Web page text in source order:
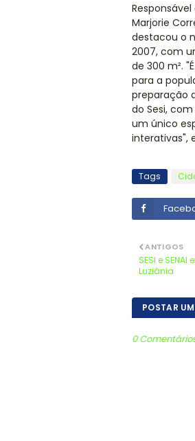
Marjorie
destacou o
2007, com
de 300 m².
para a
preparação
do Sesi,
um único
interativas",
Tags
ANTIGOS
SESI e
Luziânia
POSTAR
0